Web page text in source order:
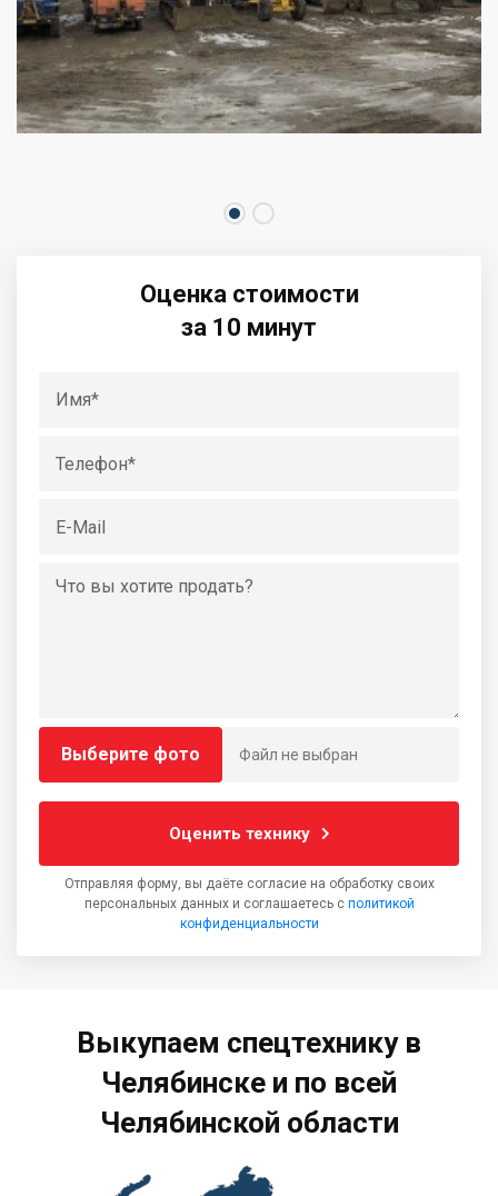
Оценка стоимости
за 10 минут
Выберите фото Файл не выбран
Оценить технику
Отправляя форму, вы даёте согласие на обработку своих
персональных данных и соглашаетесь с политикой
конфиденциальности
Выкупаем спецтехнику в
Челябинске и по всей
Челябинской области